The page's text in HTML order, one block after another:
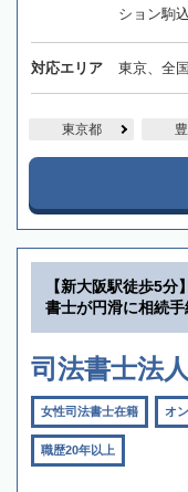
ション駒
対応エリア 東京、全
東京都
【新大阪駅徒歩5
書士が円滑に相続
司法書士法
女性司法書士在籍 オ
職歴20年以上